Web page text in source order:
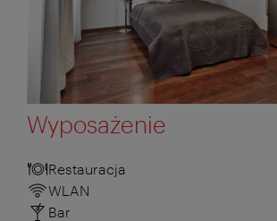
Wyposażenie
Restauracja
WLAN
Bar